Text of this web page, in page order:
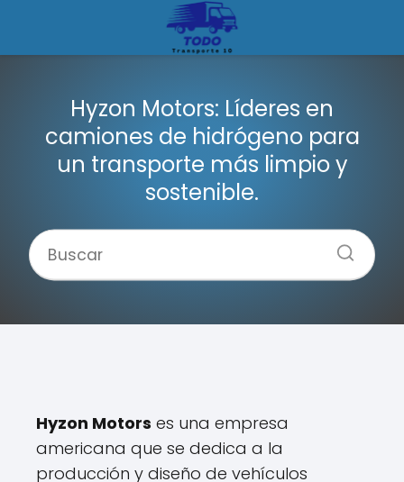
Hyzon Motors: Líderes en
camiones de hidrógeno para
un transporte más limpio y
sostenible.
Hyzon Motors es una empresa
americana que se dedica a la
producción y diseño de vehículos